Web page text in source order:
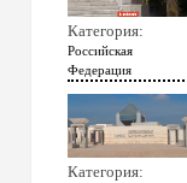
Категория:
Российская
Федерация
Категория: